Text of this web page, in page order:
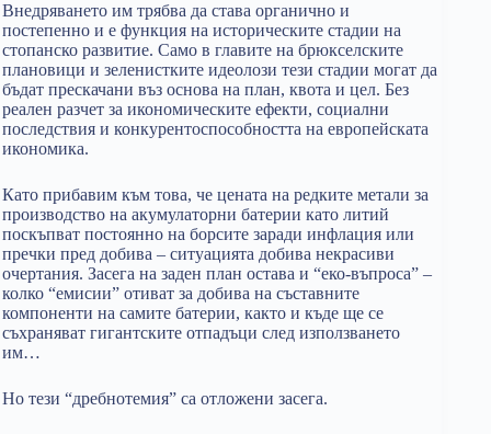
Внедряването им трябва да става органично и
постепенно и е функция на историческите стадии на
стопанско развитие. Само в главите на брюкселските
плановици и зеленистките идеолози тези стадии могат да
бъдат прескачани въз основа на план, квота и цел. Без
реален разчет за икономическите ефекти, социални
последствия и конкурентоспособността на европейската
икономика.
Като прибавим към това, че цената на редките метали за
производство на акумулаторни батерии като литий
поскъпват постоянно на борсите заради инфлация или
пречки пред добива – ситуацията добива некрасиви
очертания. Засега на заден план остава и “еко-въпроса” –
колко “емисии” отиват за добива на съставните
компоненти на самите батерии, както и къде ще се
съхраняват гигантските отпадъци след използването
им…
Но тези “дребнотемия” са отложени засега.